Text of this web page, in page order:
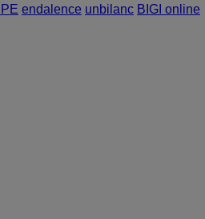
endalence unbilanc BIGI online